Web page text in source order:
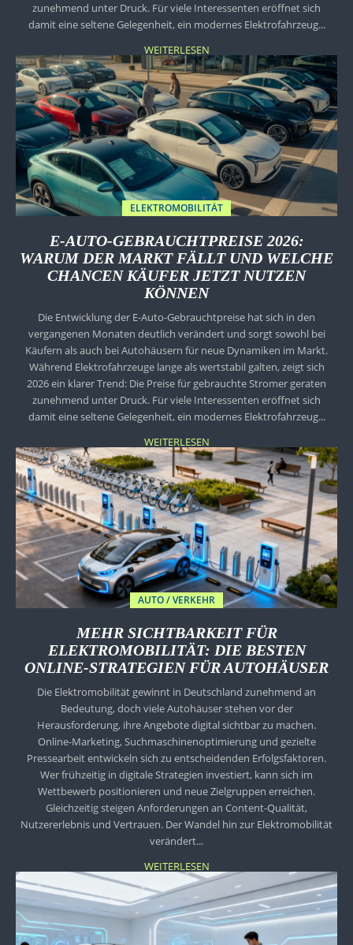
zunehmend unter Druck. Für viele Interessenten eröffnet sich
damit eine seltene Gelegenheit, ein modernes Elektrofahrzeug...
WEITERLESEN
ELEKTROMOBILITÄT
E-AUTO-GEBRAUCHTPREISE 2026:
WARUM DER MARKT FÄLLT UND WELCHE
CHANCEN KÄUFER JETZT NUTZEN
KÖNNEN
Die Entwicklung der E-Auto-Gebrauchtpreise hat sich in den
vergangenen Monaten deutlich verändert und sorgt sowohl bei
Käufern als auch bei Autohäusern für neue Dynamiken im Markt.
Während Elektrofahrzeuge lange als wertstabil galten, zeigt sich
2026 ein klarer Trend: Die Preise für gebrauchte Stromer geraten
zunehmend unter Druck. Für viele Interessenten eröffnet sich
damit eine seltene Gelegenheit, ein modernes Elektrofahrzeug...
WEITERLESEN
AUTO / VERKEHR
MEHR SICHTBARKEIT FÜR
ELEKTROMOBILITÄT: DIE BESTEN
ONLINE-STRATEGIEN FÜR AUTOHÄUSER
Die Elektromobilität gewinnt in Deutschland zunehmend an
Bedeutung, doch viele Autohäuser stehen vor der
Herausforderung, ihre Angebote digital sichtbar zu machen.
Online-Marketing, Suchmaschinenoptimierung und gezielte
Pressearbeit entwickeln sich zu entscheidenden Erfolgsfaktoren.
Wer frühzeitig in digitale Strategien investiert, kann sich im
Wettbewerb positionieren und neue Zielgruppen erreichen.
Gleichzeitig steigen Anforderungen an Content-Qualität,
Nutzererlebnis und Vertrauen. Der Wandel hin zur Elektromobilität
verändert...
WEITERLESEN